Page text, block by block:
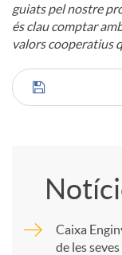
guiats pel nostre
és clau comptar
valors cooperatius
C
Caixa
de les